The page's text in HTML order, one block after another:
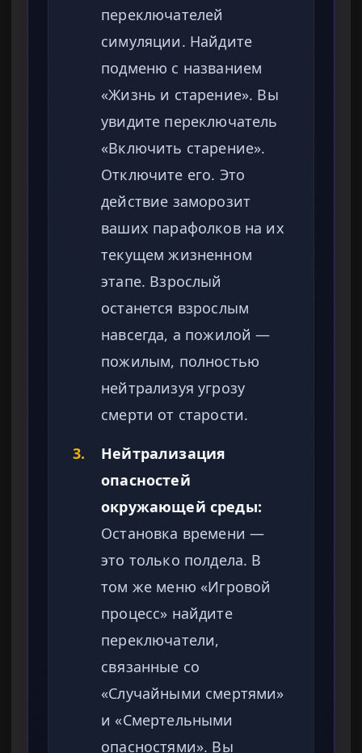
переключателей
симуляции. Найдите
подменю с названием
«Жизнь и старение». Вы
увидите переключатель
«Включить старение».
Отключите его. Это
действие заморозит
ваших парафолков на их
текущем жизненном
этапе. Взрослый
останется взрослым
навсегда, а пожилой —
пожилым, полностью
нейтрализуя угрозу
смерти от старости.
3.
Нейтрализация
опасностей
окружающей среды:
Остановка времени —
это только полдела. В
том же меню «Игровой
процесс» найдите
переключатели,
связанные со
«Случайными смертями»
и «Смертельными
опасностями». Вы